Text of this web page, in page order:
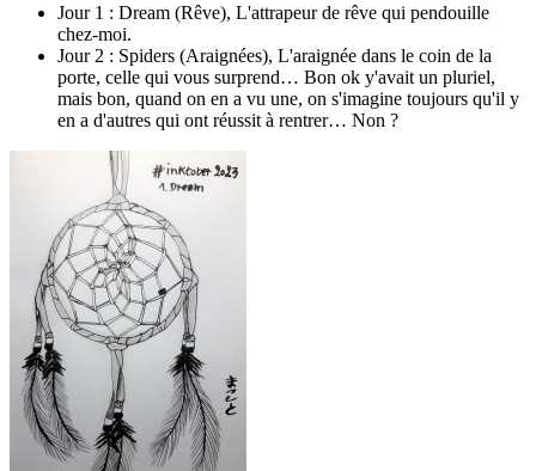
Jour 1 : Dream (Rêve), L'attrapeur de rêve qui pendouille
chez-moi.
Jour 2 : Spiders (Araignées), L'araignée dans le coin de la
porte, celle qui vous surprend… Bon ok y'avait un pluriel,
mais bon, quand on en a vu une, on s'imagine toujours qu'il y
en a d'autres qui ont réussit à rentrer… Non ?